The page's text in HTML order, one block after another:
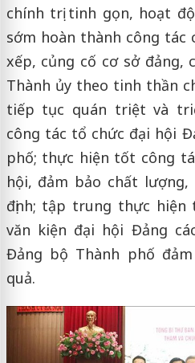
chính trị tinh gọn, hoạt
sớm hoàn thành công tác
xếp, củng cố cơ sở đảng,
Thành ủy theo tinh thần
tiếp tục quán triệt và
công tác tổ chức đại hội
phố; thực hiện tốt công
hội, đảm bảo chất lượng,
định; tập trung thực hiện
văn kiện đại hội Đảng
Đảng bộ Thành phố
quả.